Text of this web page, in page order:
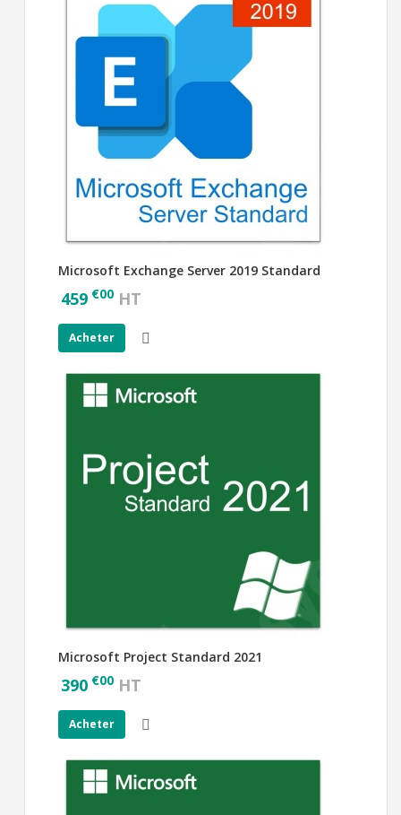
Microsoft Exchange Server 2019 Standard
459 €00 HT
Acheter
Microsoft Project Standard 2021
390 €00 HT
Acheter